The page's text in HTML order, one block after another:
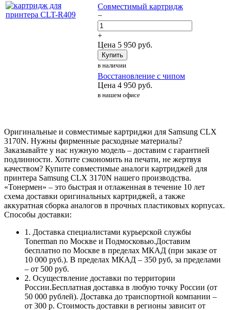
Совместимый картридж
−
+
Цена 5 950 руб.
Купить
в наличии
Восстановление с чипом
Цена 4 950 руб.
в нашем офисе
Оригинальные и совместимые картриджи для Samsung CLX
3170N. Нужны фирменные расходные материалы?
Заказывайте у нас нужную модель – доставим с гарантией
подлинности. Хотите сэкономить на печати, не жертвуя
качеством? Купите совместимые аналоги картриджей для
принтера Samsung CLX 3170N нашего производства.
«Тонермен» – это быстрая и отлаженная в течение 10 лет
схема доставки оригинальных картриджей, а также
аккуратная сборка аналогов в прочных пластиковых корпусах.
Способы доставки:
1. Доставка специалистами курьерской службы
Tonerman по Москве и Подмосковью.Доставим
бесплатно по Москве в пределах МКАД (при заказе от
10 000 руб.). В пределах МКАД – 350 руб, за пределами
– от 500 руб.
2. Осуществление доставки по территории
России.Бесплатная доставка в любую точку России (от
50 000 рублей). Доставка до транспортной компании –
от 300 р. Стоимость доставки в регионы зависит от